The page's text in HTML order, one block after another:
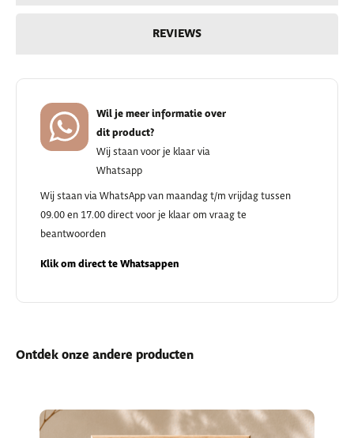
REVIEWS
Wil je meer informatie over
dit product?
Wij staan voor je klaar via
Whatsapp
Wij staan via WhatsApp van maandag t/m vrijdag tussen
09.00 en 17.00 direct voor je klaar om vraag te
beantwoorden
Klik om direct te Whatsappen
Ontdek onze andere producten